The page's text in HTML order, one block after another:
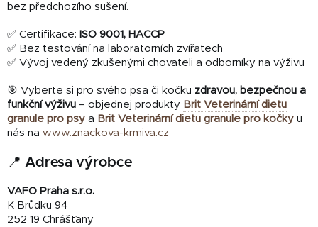
bez předchozího sušení.
✅ Certifikace: ISO 9001, HACCP
✅ Bez testování na laboratorních zvířatech
✅ Vývoj vedený zkušenými chovateli a odborníky na výživu
🎯 Vyberte si pro svého psa či kočku zdravou, bezpečnou a
funkční výživu – objednej produkty Brit Veterinární dietu
granule pro psy a Brit Veterinární dietu granule pro kočky u
nás na www.znackova-krmiva.cz
📍 Adresa výrobce
VAFO Praha s.r.o.
K Brůdku 94
252 19 Chrášťany